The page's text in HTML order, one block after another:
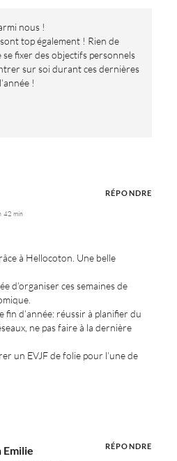
nous !
top également ! Rien de
se fixer des objectifs personnels
sur soi durant ces dernières
!
42 min
à Hellocoton. Une belle
d’organiser ces semaines de
fin d’année: réussir à planifier du
ne pas faire à la dernière
un EVJF de folie pour l’une de
RÉPONDRE
RÉPONDRE